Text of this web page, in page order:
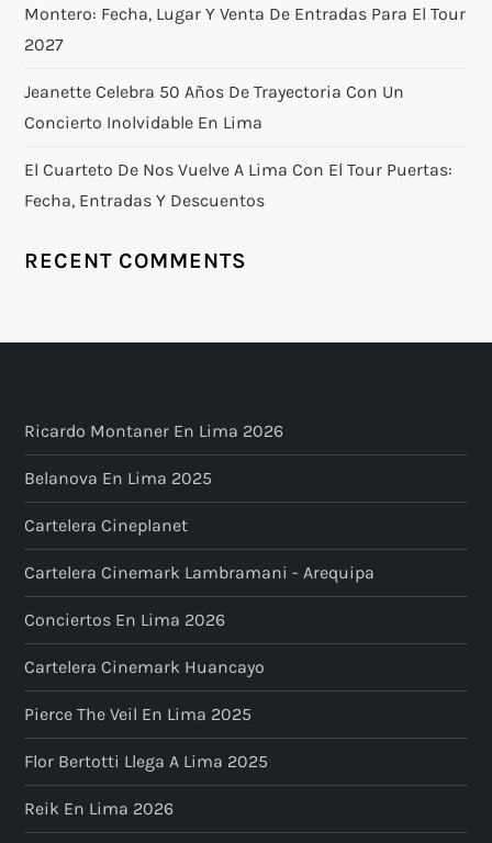
Montero: Fecha, Lugar Y Venta De Entradas Para El Tour
2027
Jeanette Celebra 50 Años De Trayectoria Con Un
Concierto Inolvidable En Lima
El Cuarteto De Nos Vuelve A Lima Con El Tour Puertas:
Fecha, Entradas Y Descuentos
RECENT COMMENTS
Ricardo Montaner En Lima 2026
Belanova En Lima 2025
Cartelera Cineplanet
Cartelera Cinemark Lambramani - Arequipa
Conciertos En Lima 2026
Cartelera Cinemark Huancayo
Pierce The Veil En Lima 2025
Flor Bertotti Llega A Lima 2025
Reik En Lima 2026